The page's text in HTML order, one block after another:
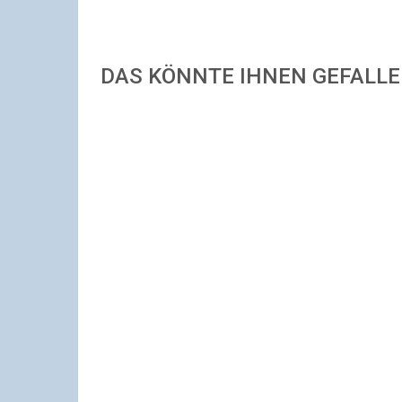
DAS KÖNNTE IHNEN